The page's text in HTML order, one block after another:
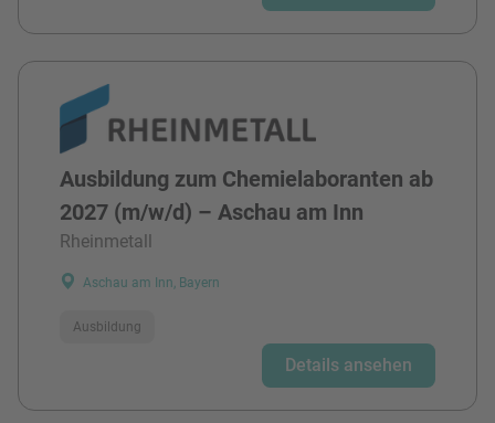
Ausbildung zum Chemielaboranten ab
2027 (m/w/d) – Aschau am Inn
Rheinmetall
Aschau am Inn, Bayern
Ausbildung
Details ansehen